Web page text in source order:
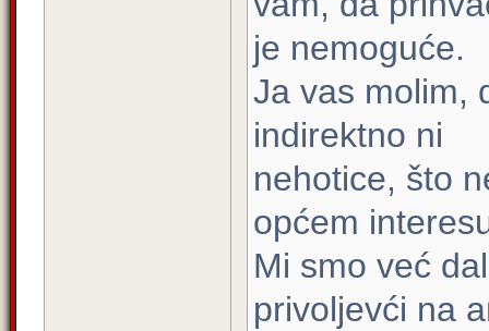
je nemoguće.
Ja vas molim,
indirektno ni
nehotice, što
općem
Mi smo već
privoljevći na